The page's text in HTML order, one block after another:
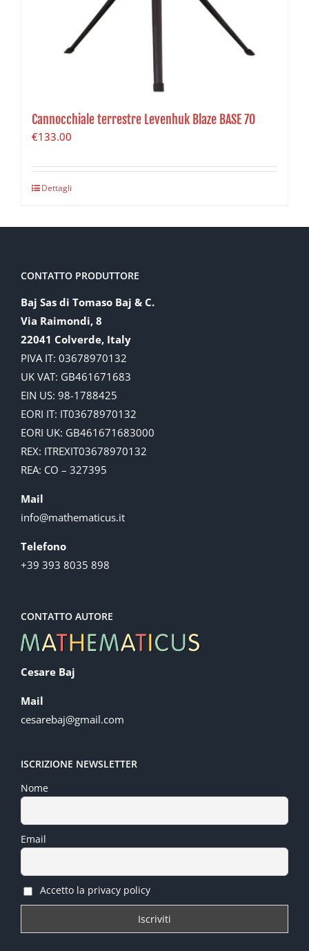
Cannocchiale terrestre Levenhuk Blaze BASE 70
€133.00
Dettagli
CONTATTO PRODUTTORE
Baj Sas di Tomaso Baj & C.
Via Raimondi, 8
22041 Colverde, Italy
PIVA IT: 03678970132
UK VAT: GB461671683
EIN US: 98-1788425
EORI IT: IT03678970132
EORI UK: GB461671683000
REX: ITREXIT03678970132
REA: CO – 327395
Mail
info@mathematicus.it
Telefono
+39 393 8035 898
CONTATTO AUTORE
Cesare Baj
Mail
cesarebaj@gmail.com
ISCRIZIONE NEWSLETTER
Nome
Email
Accetto la privacy policy